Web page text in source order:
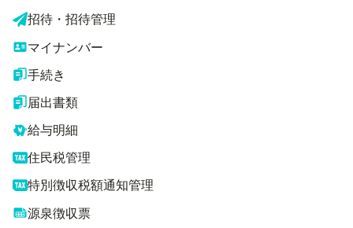
招待・招待管理
マイナンバー
手続き
届出書類
給与明細
住民税管理
特別徴収税額通知管理
源泉徴収票